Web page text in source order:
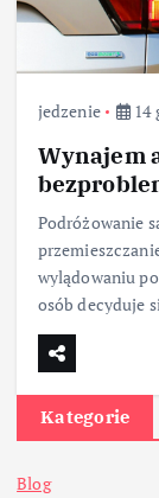
jedzenie 14
Wynajem
Podróżowanie
wylądowaniu
osób decyduje
Kategorie
Blog